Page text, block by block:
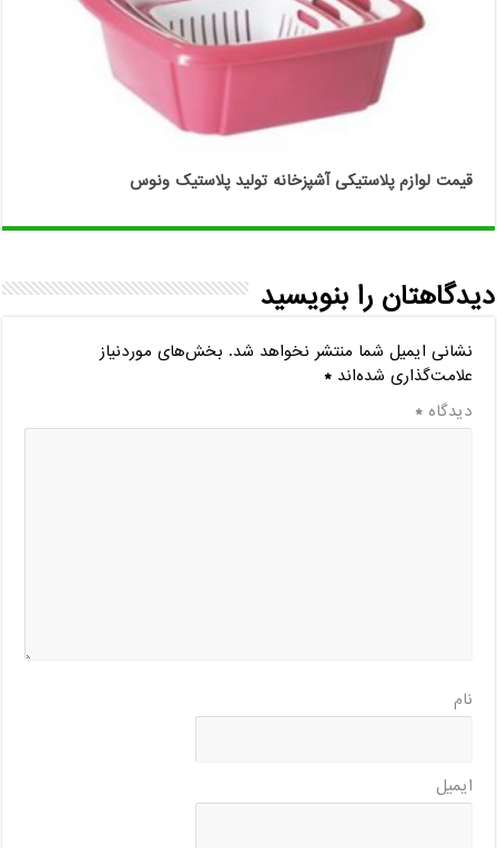
قیمت لوازم پلاستیکی آشپزخانه تولید پلاستیک ونوس
دیدگاهتان را بنویسید
نشانی ایمیل شما منتشر نخواهد شد. بخش‌های موردنیاز
علامت‌گذاری شده‌اند*
دیدگاه*
نام
ایمیل